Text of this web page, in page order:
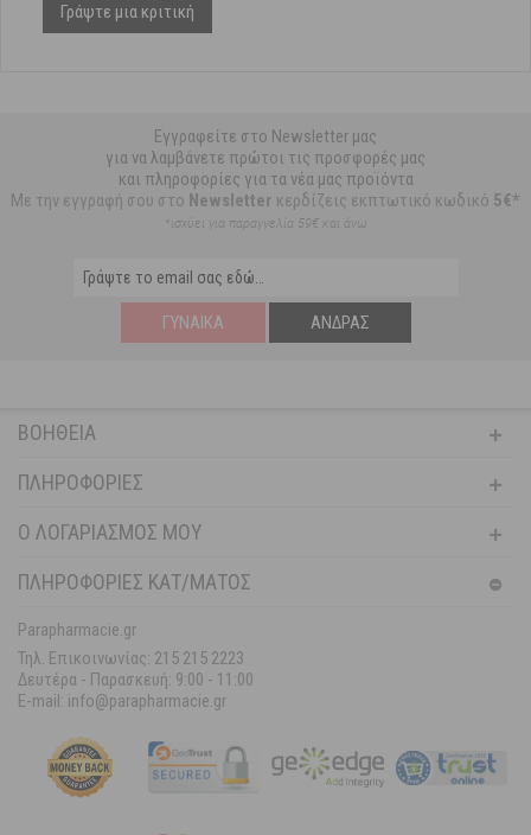
Γράψτε μια κριτική
Εγγραφείτε στο Newsletter μας
για να λαμβάνετε πρώτοι τις προσφορές μας
και πληροφορίες για τα νέα μας προϊόντα
Με την εγγραφή σου στο Newsletter κερδίζεις εκπτωτικό κωδικό 5€*
*ισχύει για παραγγελία 59€ και άνω
ΓΥΝΑΊΚΑ ΆΝΔΡΑΣ
ΒΟΉΘΕΙΑ
ΠΛΗΡΟΦΟΡΊΕΣ
Ο ΛΟΓΑΡΙΑΣΜΌΣ ΜΟΥ
ΠΛΗΡΟΦΟΡΙΕΣ ΚΑΤ/ΜΑΤΟΣ
Parapharmacie.gr
Τηλ. Επικοινωνίας: 215 215 2223
Δευτέρα - Παρασκευή: 9:00 - 11:00
E-mail: info@parapharmacie.gr